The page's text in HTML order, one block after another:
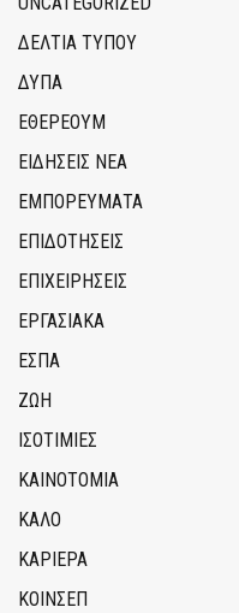
ΔΕΛΤΙΑ ΤΥΠΟΥ
ΔΥΠΑ
ΕΘΈΡΕΟΥΜ
ΕΙΔΗΣΕΙΣ ΝΕΑ
ΕΜΠΟΡΕΥΜΑΤΑ
ΕΠΙΔΟΤΗΣΕΙΣ
ΕΠΙΧΕΙΡΗΣΕΙΣ
ΕΡΓΑΣΙΑΚΑ
ΕΣΠΑ
ΖΩΗ
ΙΣΟΤΙΜΙΕΣ
ΚΑΙΝΟΤΟΜΊΑ
ΚΑΛΟ
ΚΑΡΙΕΡΑ
ΚΟΙΝΣΕΠ